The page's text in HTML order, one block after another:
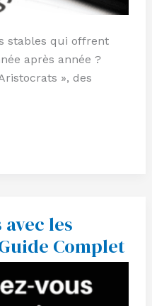
stables qui offrent
après année ?
», des
les
Complet